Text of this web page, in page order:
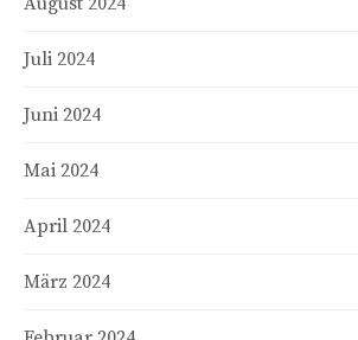
Juli 2024
Juni 2024
Mai 2024
April 2024
März 2024